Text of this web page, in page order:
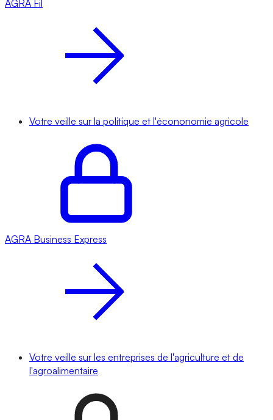
AGRA Fil
Votre veille sur la politique et l'écononomie agricole
AGRA Business Express
Votre veille sur les entreprises de l'agriculture et de
l'agroalimentaire